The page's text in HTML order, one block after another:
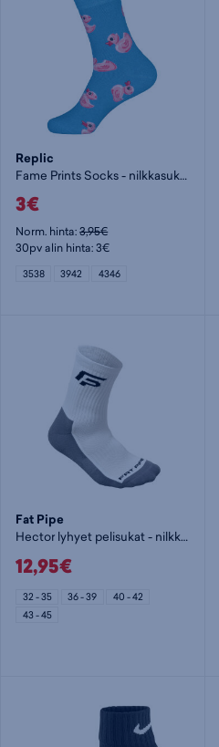
Replic
Fame Prints Socks - nilkkasukat
3€
Norm. hinta:3,95€
30pv alin hinta: 3€
3538 3942 4346
Fat Pipe
Hector lyhyet pelisukat - nilkkasukat
12,95€
32 - 35 36 - 39
40 - 42
43 - 45